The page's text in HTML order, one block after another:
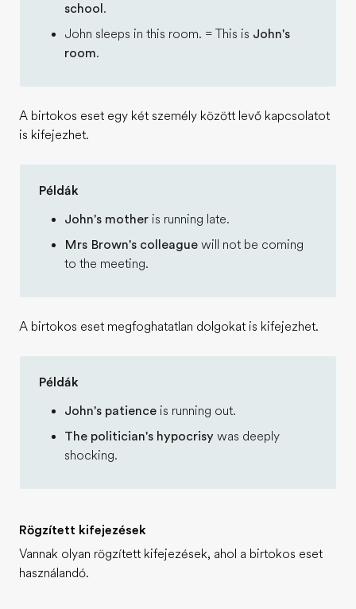
school .
John sleeps in this room. = This is John's
room.
A birtokos eset egy két személy között levő kapcsolatot
is kifejezhet.
Példák
John's mother is running late.
Mrs Brown's colleague will not be coming
to the meeting.
A birtokos eset megfoghatatlan dolgokat is kifejezhet.
Példák
John's patience is running out.
The politician's hypocrisy was deeply
shocking.
Rögzített kifejezések
Vannak olyan rögzített kifejezések, ahol a birtokos eset
használandó.